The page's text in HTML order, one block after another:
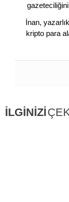
İnan,
kripto para
İLGİNİZİ